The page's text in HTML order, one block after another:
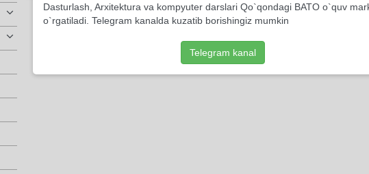
Dasturlash, Arxitektura va kompyuter darslari Qo`qondagi BATO o`quv
o`rgatiladi. Telegram kanalda kuzatib borishingiz mumkin
Telegram kanal